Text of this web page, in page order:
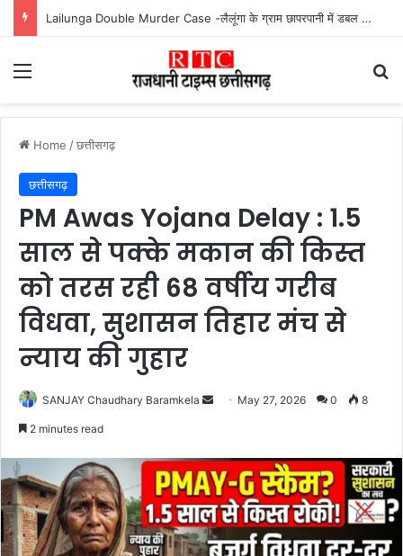
Mahtari Vandan 30th Installment : महतारी वंदन योजना की 30वीं किस्त जारी, ऐसे करें भुगतान स्टेटस चेक
Menu
Home /छत्तीसगढ़
छत्तीसगढ़
PM Awas Yojana Delay : 1.5
साल से पक्के मकान की किस्त
को तरस रही 68 वर्षीय गरीब
विधवा, सुशासन तिहार मंच से
न्याय की गुहार
SANJAY Chaudhary Baramkela
Send May 27, 2026 0 8
2 minutes read